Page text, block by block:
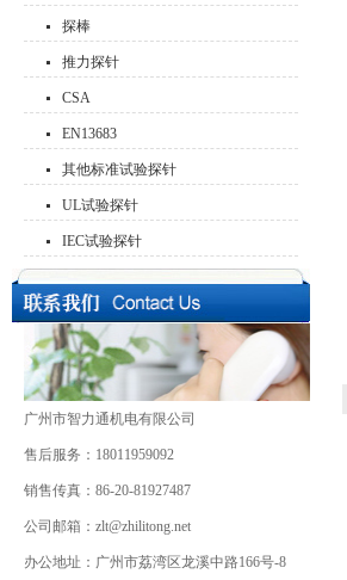
探棒
推力探针
CSA
EN13683
其他标准试验探针
UL试验探针
IEC试验探针
广州市智力通机电有限公司
售后服务：18011959092
销售传真：86-20-81927487
公司邮箱：zlt@zhilitong.net
办公地址：广州市荔湾区龙溪中路166号-8